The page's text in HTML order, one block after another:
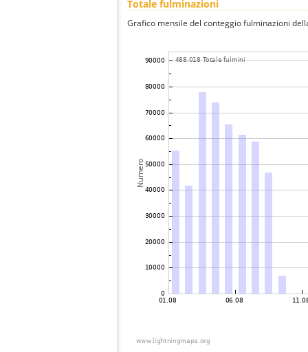
Totale fulminazioni
Grafico mensile del conteggio fulminazioni